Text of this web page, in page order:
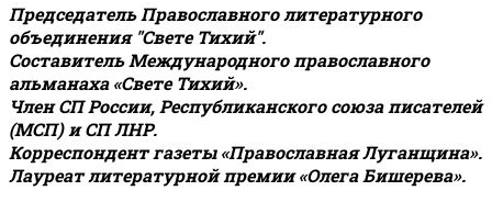
Председатель Православного литературного
объединения "Свете Тихий".
Составитель Международного православного
альманаха «Свете Тихий».
Член СП России, Республиканского союза писателей
(МСП) и СП ЛНР.
Корреспондент газеты «Православная Луганщина».
Лауреат литературной премии «Олега Бишерева».